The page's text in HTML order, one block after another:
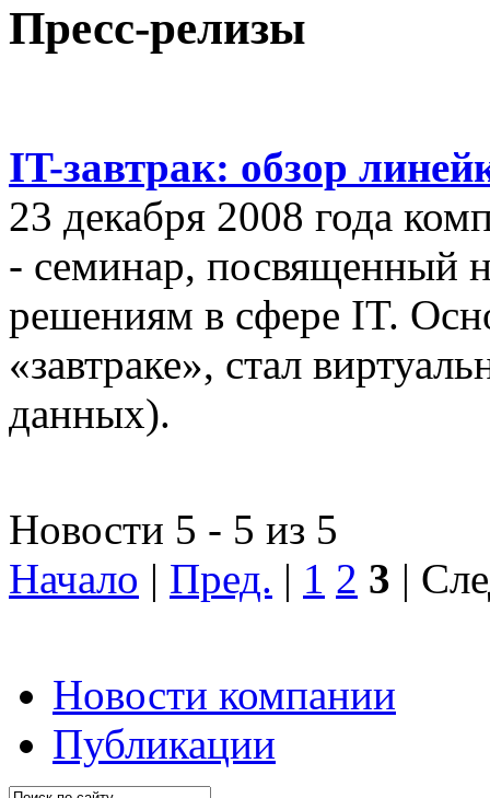
Пресс-релизы
IT-завтрак: обзор
23 декабря 2008 года
- семинар, посвященный
решениям в сфере IT.
«завтраке», стал
данных).
Новости 5 - 5 из 5
Начало | Пред. | 1 2 3 |
Новости компании
Публикации